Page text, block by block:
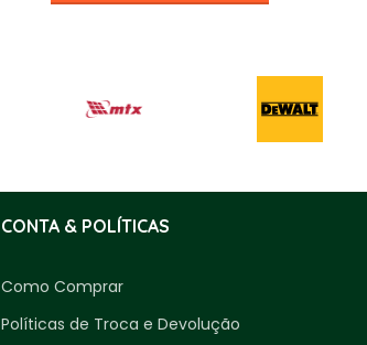
CONTA & POLÍTICAS
Como Comprar
Políticas de Troca e Devolução